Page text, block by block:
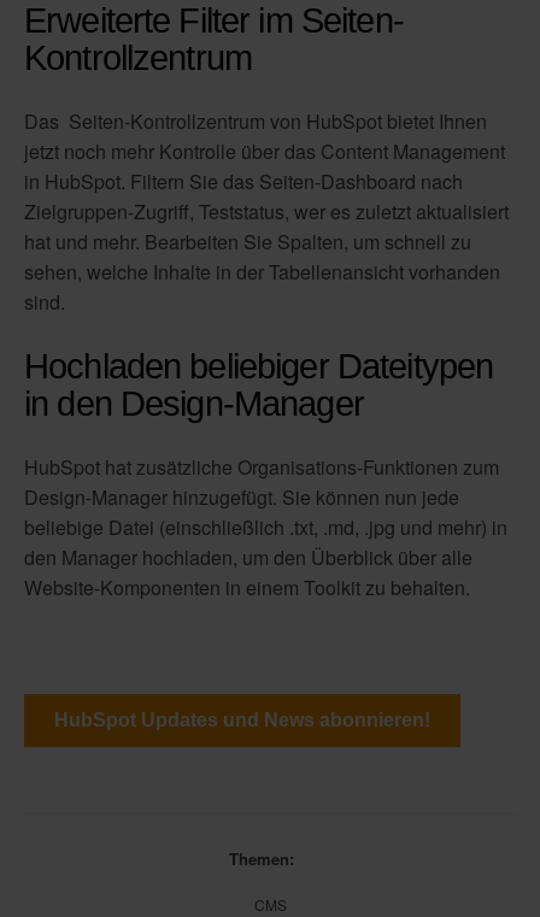
Erweiterte Filter im Seiten-
Kontrollzentrum
Das Seiten-Kontrollzentrum von HubSpot bietet Ihnen
jetzt noch mehr Kontrolle über das Content Management
in HubSpot. Filtern Sie das Seiten-Dashboard nach
Zielgruppen-Zugriff, Teststatus, wer es zuletzt aktualisiert
hat und mehr. Bearbeiten Sie Spalten, um schnell zu
sehen, welche Inhalte in der Tabellenansicht vorhanden
sind.
Hochladen beliebiger Dateitypen
in den Design-Manager
HubSpot hat zusätzliche Organisations-Funktionen zum
Design-Manager hinzugefügt. Sie können nun jede
beliebige Datei (einschließlich .txt, .md, .jpg und mehr) in
den Manager hochladen, um den Überblick über alle
Website-Komponenten in einem Toolkit zu behalten.
HubSpot Updates und News abonnieren!
Themen:
CMS